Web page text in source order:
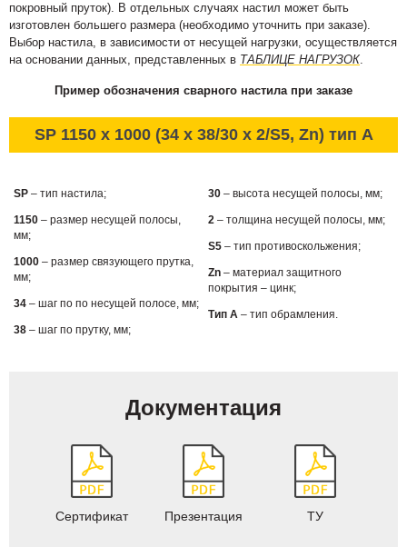
покровный пруток). В отдельных случаях настил может быть
изготовлен большего размера (необходимо уточнить при заказе).
Выбор настила, в зависимости от несущей нагрузки, осуществляется
на основании данных, представленных в ТАБЛИЦЕ НАГРУЗОК.
Пример обозначения сварного настила при заказе
SP 1150 x 1000 (34 x 38/30 x 2/S5, Zn) тип А
SP – тип настила;
1150 – размер несущей полосы,
мм;
1000 – размер связующего прутка,
мм;
34 – шаг по по несущей полосе, мм;
38 – шаг по прутку, мм;
30 – высота несущей полосы, мм;
2 – толщина несущей полосы, мм;
S5 – тип противоскольжения;
Zn – материал защитного
покрытия – цинк;
Тип А – тип обрамления.
Документация
Сертификат Презентация ТУ